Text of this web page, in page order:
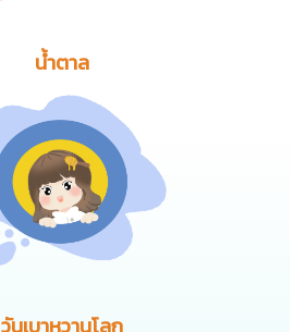
น้ำตาล
วันเบาหวานโลก